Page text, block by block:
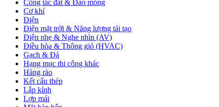
Công tác đất & Đào móng
Cơ khí
Điện
Điện mặt trời & Năng lượng tái tạo
Điện nhẹ & Nghe nhìn (AV)
Điều hòa & Thông gió (HVAC)
Gạch & Đá
Hạng mục thi công khác
Hàng rào
Kết cấu thép
Lắp kính
Lợp mái